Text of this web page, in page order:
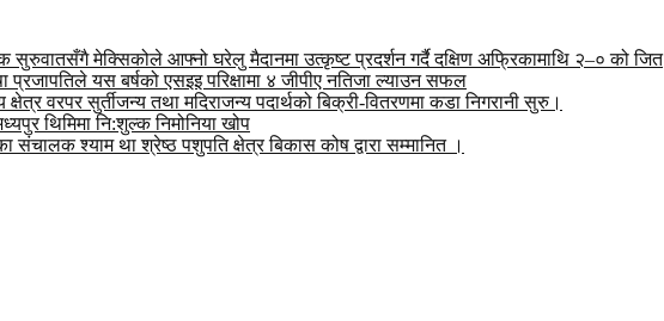
मेक्सिकोले आफ्नो घरेलु मैदानमा उत्कृष्ट प्रदर्शन गर्दै दक्षिण अफ्रिकामाथि २–० को जित
यस बर्षको एसइइ परिक्षामा ४ जीपीए नतिजा ल्याउन सफल
क्षेत्र वरपर सुर्तीजन्य तथा मदिराजन्य पदार्थको बिक्री-वितरणमा कडा निगरानी सुरु।
थिमिमा नि:शुल्क निमोनिया खोप
संचालक श्याम था श्रेष्ठ पशुपति क्षेत्र बिकास कोष द्वारा सम्मानित ।